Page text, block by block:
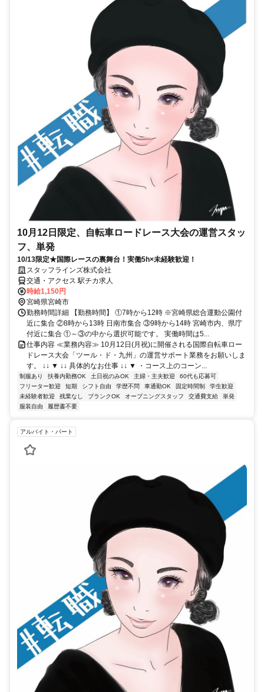
10月12日限定、自転車ロードレース大会の運営スタッ
フ、単発
10/13限定★国際レースの裏舞台！実働5h×未経験歓迎！
スタッフラインズ株式会社
交通・アクセス 駅チカ求人
時給1,150円
宮崎県宮崎市
勤務時間詳細 【勤務時間】 ①7時から12時 ※宮崎県総合運動公園付
近に集合 ②8時から13時 日南市集合 ③9時から14時 宮崎市内、県庁
付近に集合 ①～③の中から選択可能です。 実働時間は5...
仕事内容 ≪業務内容≫ 10月12日(月祝)に開催される国際自転車ロー
ドレース大会「ツール・ド・九州」の運営サポート業務をお願いしま
す。 ↓↓ ▼ ↓↓ 具体的なお仕事 ↓↓ ▼ ・コース上のコーン...
制服あり 扶養内勤務OK 土日祝のみOK 主婦・主夫歓迎
60代も応募可
フリーター歓迎
短期 シフト自由 学歴不問 車通勤OK 固定時間制
学生歓迎
未経験者歓迎
残業なし ブランクOK オープニングスタッフ 交通費支給
単発
服装自由
履歴書不要
アルバイト・パート